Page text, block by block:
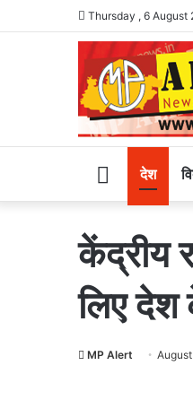
Thursday , 6 August
Homeदेश
केंद्रीय
लिए देश
MP Alert